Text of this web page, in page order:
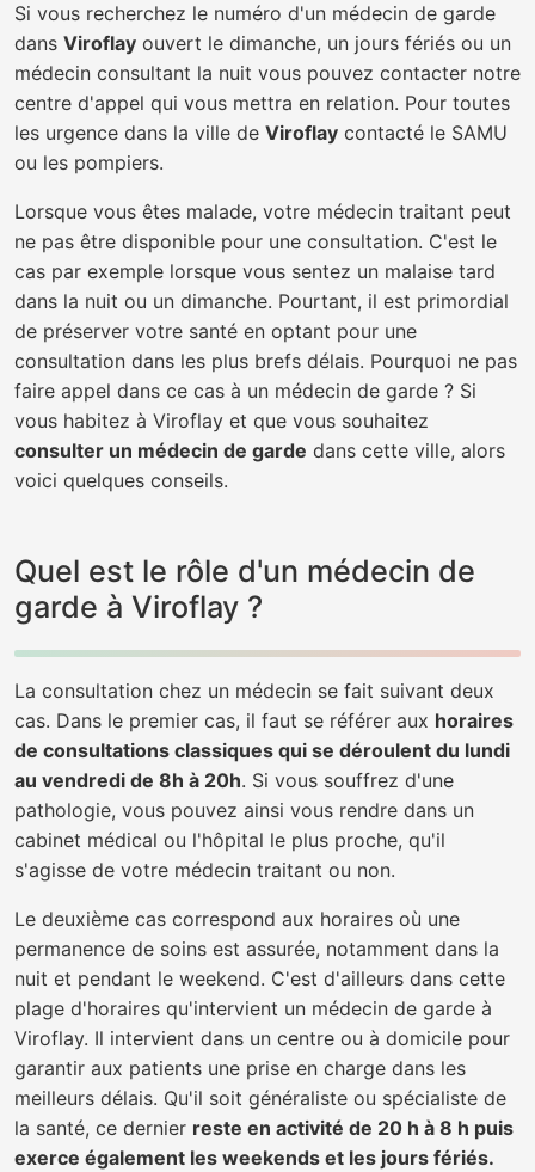
Si vous recherchez le numéro d'un médecin de garde
dans Viroflay ouvert le dimanche, un jours fériés ou un
médecin consultant la nuit vous pouvez contacter notre
centre d'appel qui vous mettra en relation. Pour toutes
les urgence dans la ville de Viroflay contacté le SAMU
ou les pompiers.
Lorsque vous êtes malade, votre médecin traitant peut
ne pas être disponible pour une consultation. C'est le
cas par exemple lorsque vous sentez un malaise tard
dans la nuit ou un dimanche. Pourtant, il est primordial
de préserver votre santé en optant pour une
consultation dans les plus brefs délais. Pourquoi ne pas
faire appel dans ce cas à un médecin de garde ? Si
vous habitez à Viroflay et que vous souhaitez
consulter un médecin de garde dans cette ville, alors
voici quelques conseils.
Quel est le rôle d'un médecin de
garde à Viroflay ?
La consultation chez un médecin se fait suivant deux
cas. Dans le premier cas, il faut se référer aux horaires
de consultations classiques qui se déroulent du lundi
au vendredi de 8h à 20h. Si vous souffrez d'une
pathologie, vous pouvez ainsi vous rendre dans un
cabinet médical ou l'hôpital le plus proche, qu'il
s'agisse de votre médecin traitant ou non.
Le deuxième cas correspond aux horaires où une
permanence de soins est assurée, notamment dans la
nuit et pendant le weekend. C'est d'ailleurs dans cette
plage d'horaires qu'intervient un médecin de garde à
Viroflay. Il intervient dans un centre ou à domicile pour
garantir aux patients une prise en charge dans les
meilleurs délais. Qu'il soit généraliste ou spécialiste de
la santé, ce dernier reste en activité de 20 h à 8 h puis
exerce également les weekends et les jours fériés.